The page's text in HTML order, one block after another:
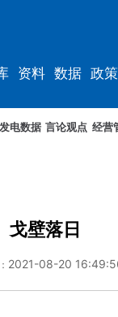
资料 数据 政策
发电数据 言论观点 经营
戈壁落日
2021-08-20